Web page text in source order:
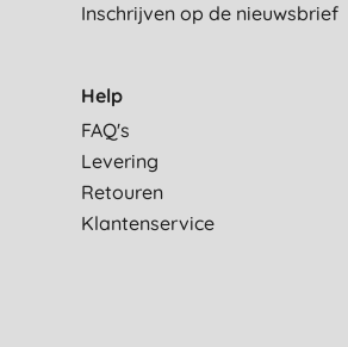
Inschrijven op de nieuwsbrief
Help
FAQ's
Levering
Retouren
Klantenservice